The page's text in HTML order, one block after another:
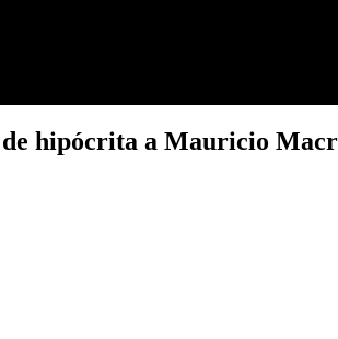
de hipócrita a Mauricio